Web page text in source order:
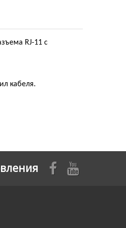
RJ-11 с
кабеля.